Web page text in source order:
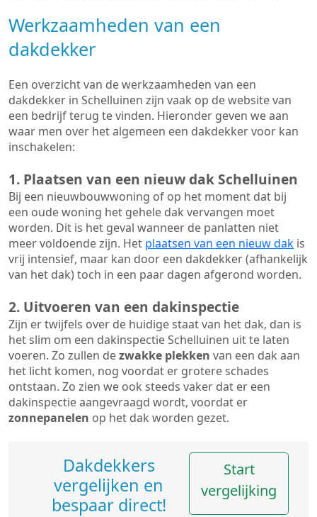
Werkzaamheden van een
dakdekker
Een overzicht van de werkzaamheden van een
dakdekker in Schelluinen zijn vaak op de website van
een bedrijf terug te vinden. Hieronder geven we aan
waar men over het algemeen een dakdekker voor kan
inschakelen:
1. Plaatsen van een nieuw dak Schelluinen
Bij een nieuwbouwwoning of op het moment dat bij
een oude woning het gehele dak vervangen moet
worden. Dit is het geval wanneer de panlatten niet
meer voldoende zijn. Het plaatsen van een nieuw dak is
vrij intensief, maar kan door een dakdekker (afhankelijk
van het dak) toch in een paar dagen afgerond worden.
2. Uitvoeren van een dakinspectie
Zijn er twijfels over de huidige staat van het dak, dan is
het slim om een dakinspectie Schelluinen uit te laten
voeren. Zo zullen dezwakke plekken van een dak aan
het licht komen, nog voordat er grotere schades
ontstaan. Zo zien we ook steeds vaker dat er een
dakinspectie aangevraagd wordt, voordat er
zonnepanelen op het dak worden gezet.
Dakdekkers
vergelijken en
bespaar direct!
Start
vergelijking